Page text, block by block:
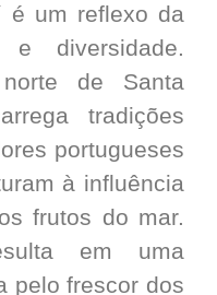
é um reflexo da
diversidade.
de Santa
tradições
portugueses
à influência
frutos do mar.
em uma
pelo frescor dos